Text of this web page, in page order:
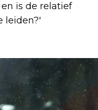
is de relatief
leiden?'